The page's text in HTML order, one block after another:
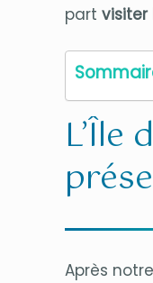
part visiter
Après